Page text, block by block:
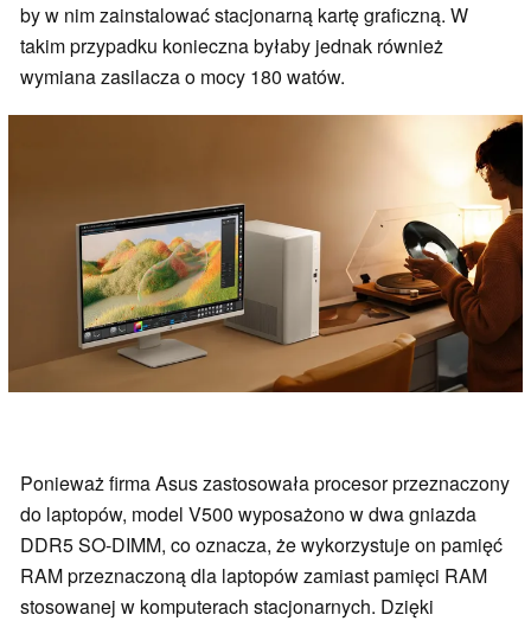
by w nim zainstalować stacjonarną kartę graficzną. W
takim przypadku konieczna byłaby jednak również
wymiana zasilacza o mocy 180 watów.
Ponieważ firma Asus zastosowała procesor przeznaczony
do laptopów, model V500 wyposażono w dwa gniazda
DDR5 SO-DIMM, co oznacza, że wykorzystuje on pamięć
RAM przeznaczoną dla laptopów zamiast pamięci RAM
stosowanej w komputerach stacjonarnych. Dzięki